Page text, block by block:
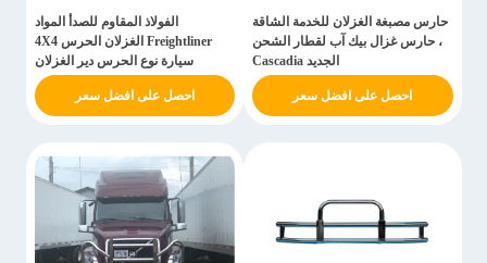
حارس مصبغة الغزلان للخدمة الشاقة
، حارس غزال بيك آب لقطار الشحن
الجديد Cascadia
احصل على افضل سعر
الفولاذ المقاوم للصدأ المواد
Freightliner الغزلان الحرس 4X4
سيارة نوع الحرس دير الغزلان
احصل على افضل سعر